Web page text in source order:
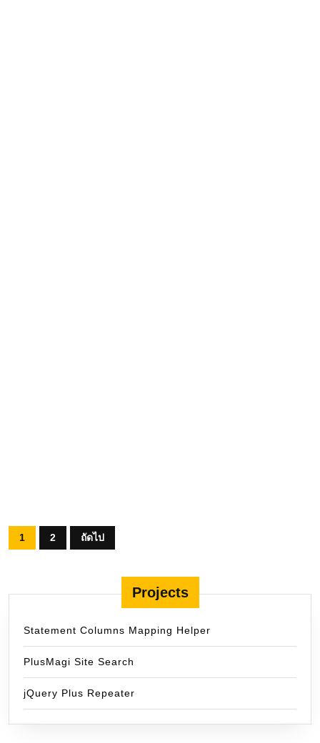
Posts
pagination
1 2 ถัดไป
Projects
Statement Columns Mapping Helper
PlusMagi Site Search
jQuery Plus Repeater